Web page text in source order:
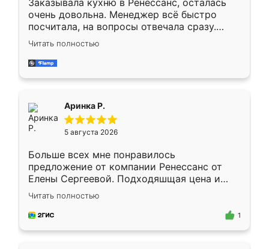
Заказывала кухню в Ренессанс, осталась
очень довольна. Менеджер всё быстро
посчитала, на вопросы отвечала сразу.
Замерщик приехал в субботу, подошёл к
делу со всей ответственностью. Собрали
за день, ребята работали аккуратно, даже
Читать полностью
Аринка Р.
5 августа 2026
Больше всех мне понравилось
предложение от компании Ренессанс от
Елены Сергеевой. Подходяшщая цена и
короткие сроки изготовления. Приехавший
для замера сотрудник Владислав
предложил по моему эскизу самый
Читать полностью
1